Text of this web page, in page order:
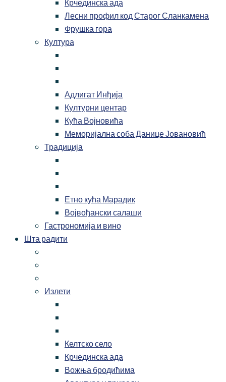
Крчединска ада
Лесни профил код Старог Сланкамена
Фрушка гора
Култура
Адлигат Инђија
Културни центар
Кућа Војновића
Меморијална соба Данице Јовановић
Традиција
Етно кућа Марадик
Војвођански салаши
Гастрономија и вино
Шта радити
Излети
Келтско село
Крчединска ада
Вожња бродићима